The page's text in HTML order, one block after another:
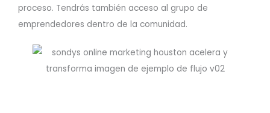
proceso. Tendrás también acceso al grupo de
emprendedores dentro de la comunidad.